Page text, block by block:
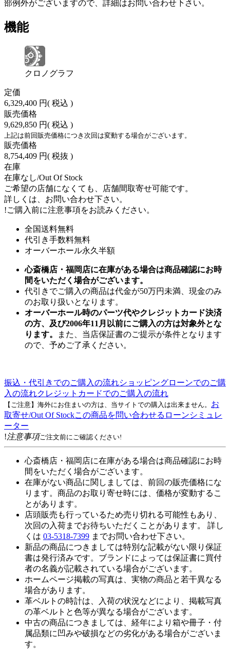
部例外がございますので、詳細はお問い合わせ下さい。
機能
クロノグラフ
定価
6,329,400 円( 税込 )
販売価格
9,629,850 円( 税込 )
上記は前回販売価格につき次回は変動する場合がございます。
販売価格
8,754,409 円( 税抜 )
在庫
在庫なし/Out Of Stock
ご希望の店舗になくても、店舗間取寄せ可能です。
詳しくは、お問い合わせ下さい。
!ご購入前に注意事項をお読みください。
全国送料無料
代引き手数料無料
オーバーホール永久半額
心斎橋店・福岡店に在庫がある場合は商品確認にお時
間をいただく場合がございます。
代引きでご購入の商品は代金が50万円未満、現金のみ
のお取り扱いとなります。
オーバーホール時のパーツ代やクレジットカード決済
の方、及び2006年11月以前にご購入の方は対象外とな
ります。
また、当店保証書のご提示が条件となります
ので、予めご了承ください。
振込・代引きでのご購入の流れショッピングローンでのご購
入の流れクレジットカードでのご購入の流れ
【ご注意】海外にお住まいの方は、当サイトでの購入は出来ません。 お
取寄せ/Out Of Stockこの商品を問い合わせる ローンシミュレ
ーター
!注意事項ご注文前にご確認ください!
心斎橋店・福岡店に在庫がある場合は商品確認にお時
間をいただく場合がございます。
在庫がない商品に関しましては、前回の販売価格にな
ります。商品のお取り寄せ時には、価格が変動するこ
とがあります。
店頭販売も行っているため売り切れる可能性もあり、
次回の入荷までお待ちいただくことがあります。 詳し
くは 03-5318-7399 までお問い合わせ下さい。
新品の商品につきましては特別な記載がない限り保証
書は発行済みです。ブランドによっては保証書に買付
者の名義が記載されている場合がございます。
ホームページ掲載の写真は、実物の商品と若干異なる
場合があります。
革ベルトの時計は、入荷の状況などにより、掲載写真
の革ベルトと色等が異なる場合がございます。
中古の商品につきましては、経年により箱や冊子・付
属品類に凹みや破損などの劣化がある場合がございま
す。